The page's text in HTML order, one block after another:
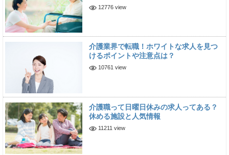
12776 view
介護業界で転職！ホワイトな求人を見つ
けるポイントや注意点は？
10761 view
介護職って日曜日休みの求人ってある？
休める施設と人気情報
11211 view